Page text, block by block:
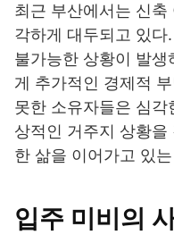
최근 부산에서는 신
각하게 대두되고 있
불가능한 상황이 발
게 추가적인 경제적
못한 소유자들은 심
상적인 거주지 상황
한 삶을 이어가고 있
입주 미비의